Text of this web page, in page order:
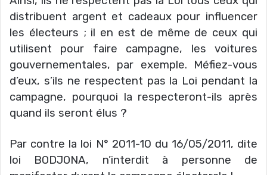
distribuent argent et cadeaux pour influencer
les électeurs ; il en est de même de ceux qui
utilisent pour faire campagne, les voitures
gouvernementales, par exemple. Méfiez-vous
d’eux, s’ils ne respectent pas la Loi pendant la
campagne, pourquoi la respecteront-ils après
quand ils seront élus ?
Par contre la loi N° 2011-10 du 16/05/2011, dite
loi BODJONA, n’interdit à personne de